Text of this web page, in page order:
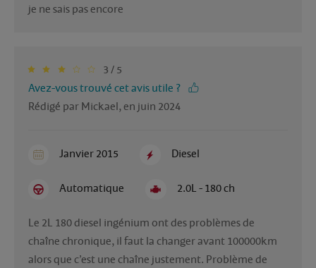
je ne sais pas encore
3 / 5
Avez-vous trouvé cet avis utile ?
Rédigé par Mickael, en juin 2024
Janvier 2015 Diesel
Automatique 2.0L - 180 ch
Le 2L 180 diesel ingénium ont des problèmes de
chaîne chronique, il faut la changer avant 100000km
alors que c’est une chaîne justement. Problème de